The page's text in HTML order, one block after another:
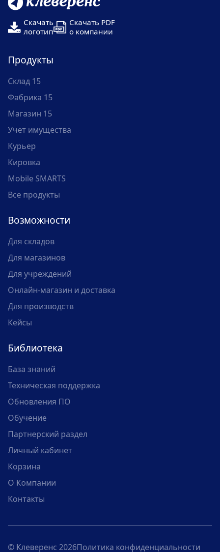
Скачать
логотип
Скачать PDF
о компании
Продукты
Склад 15
Фабрика 15
Магазин 15
Учет имущества
Курьер
Кировка
Mobile SMARTS
Все продукты
Возможности
Для складов
Для магазинов
Для учреждений
Онлайн-магазин и доставка
Для производств
Кейсы
Библиотека
База знаний
Техническая поддержка
Обновления ПО
Обучение
Партнерский раздел
Личный кабинет
Корзина
О Компании
Контакты
© Клеверенс 2026Политика конфиденциальности